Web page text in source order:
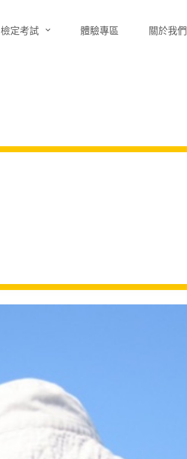
檢定考試 體驗專區 關於我們